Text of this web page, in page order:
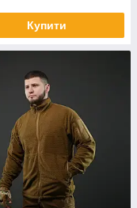
Купити